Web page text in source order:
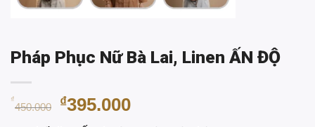
Pháp Phục Nữ Bà Lai, Linen ẤN ĐỘ
₫
450.000
Giá
gốc
₫395.000Giá
hiện